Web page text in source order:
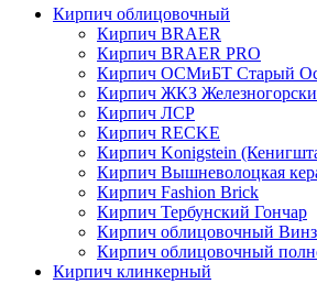
Кирпич облицовочный
Кирпич BRAER
Кирпич BRAER PRO
Кирпич ОСМиБТ Старый
Кирпич ЖКЗ
Кирпич ЛСР
Кирпич RECKE
Кирпич Konigstein
Кирпич Вышневолоцкая
Кирпич Fashion Brick
Кирпич Тербунский Гончар
Кирпич облицовочный
Кирпич облицовочный
Кирпич клинкерный